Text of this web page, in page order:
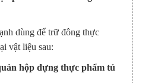
dùng để trữ đông thực
vật liệu sau:
hộp đựng thực phẩm tủ